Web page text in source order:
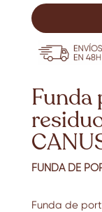
Funda
FUNDA DE
Funda de